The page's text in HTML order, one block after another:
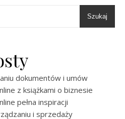
Szukaj
dokumentów i umów
z książkami o biznesie
pełna inspiracji
i sprzedaży